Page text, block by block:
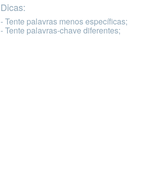
Dicas:
- Tente palavras menos específicas;
- Tente palavras-chave diferentes;